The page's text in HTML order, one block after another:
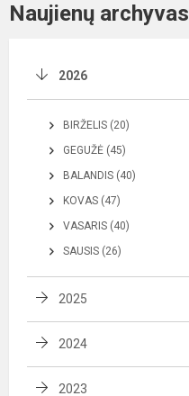
Naujienų archyvas
2026
BIRŽELIS (20)
GEGUŽĖ (45)
BALANDIS (40)
KOVAS (47)
VASARIS (40)
SAUSIS (26)
2025
2024
2023